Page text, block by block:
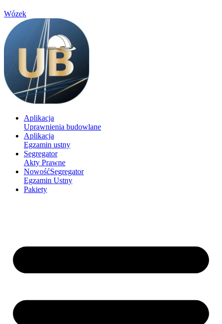
Wózek
Aplikacja
Uprawnienia budowlane
Aplikacja
Egzamin ustny
Segregator
Akty Prawne
NowośćSegregator
Egzamin Ustny
Pakiety